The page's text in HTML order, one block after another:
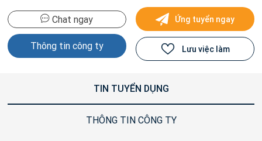
Chat ngay
Thông tin công ty
Ứng tuyển ngay
Lưu việc làm
TIN TUYỂN DỤNG
THÔNG TIN CÔNG TY